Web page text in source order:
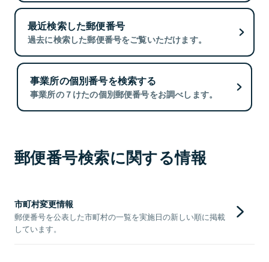
最近検索した郵便番号
過去に検索した郵便番号をご覧いただけます。
事業所の個別番号を検索する
事業所の７けたの個別郵便番号をお調べします。
郵便番号検索に関する情報
市町村変更情報
郵便番号を公表した市町村の一覧を実施日の新しい順に掲載
しています。